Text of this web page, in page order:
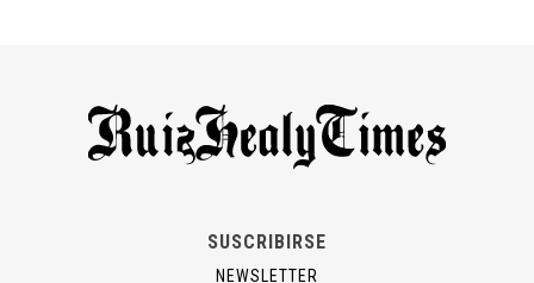
SUSCRIBIRSE
NEWSLETTER